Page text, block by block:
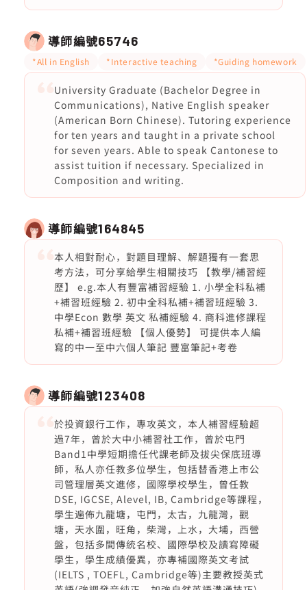
導師編號65746
*All in English *Interactive teaching *Guiding homework
University Graduate (Bachelor Degree in
Communications), Native English speaker
(American Born Chinese). Tutoring experience
for ten years and taught in a private school
for seven years. Able to speak Cantonese to
assist tuition if necessary. Specialized in
Composition and writing.
導師編號164845
本人相對耐心，對題目理解、解題獨有一套思
考方法，可分享給學生相關技巧 【教學/補習經
歷】 e.g.本人有豐富補習經驗 1. 小學全科私補
+補習班經驗 2. 初中全科私補+補習班經驗 3.
中學Econ 數學 英文 私補經驗 4. 商科進修課程
私補+補習班經驗 【個人優勢】 可提供本人編
寫的中一至中六個人筆記 豐富筆記+考卷
導師編號123408
於投資銀行工作，專攻英文，本人補習經驗超
過7年，曾於大中小補習社工作，曾於屯門
Band1中學短期擔任代課老師及拔尖保底班導
師，私人亦任教多位學生，包括替香港上市公
司管理層英文進修，國際學校學生，曾任教
DSE, IGCSE, Alevel, IB, Cambridge等課程，
學生遍佈九龍塘，屯門，太古，九龍灣，觀
塘，天水圍，旺角，柴灣，上水，大埔，西營
盤，包括多間傳統名校、國際學校及讀寫障礙
學生，學生成績優異，亦專補國際英文考試
(IELTS , TOEFL, Cambridge等)主要教授英式